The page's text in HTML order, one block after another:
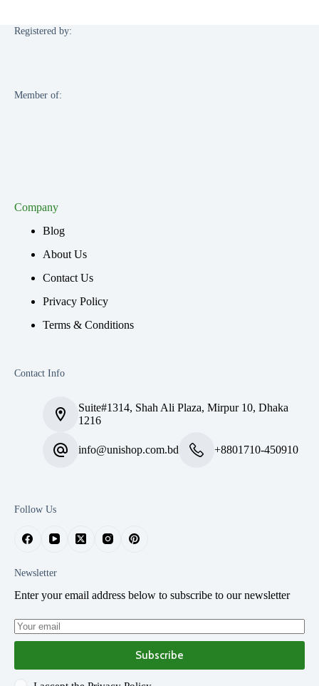
Registered by:
Member of:
Company
Blog
About Us
Contact Us
Privacy Policy
Terms & Conditions
Contact Info
Suite#1314, Shah Ali Plaza, Mirpur 10, Dhaka
1216
info@unishop.com.bd +8801710-450910
Follow Us
Newsletter
Enter your email address below to subscribe to our newsletter
Subscribe